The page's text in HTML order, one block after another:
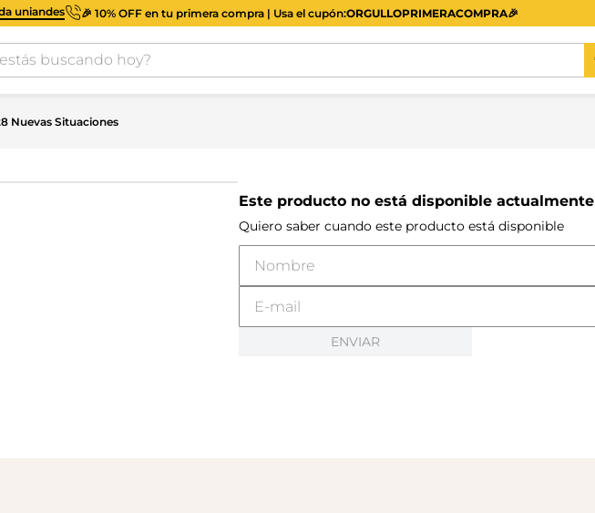
uniandes 🎉 10% OFF en tu primera compra | Usa el cupón:ORGULLOPRIMERACOMPRA🎉
buscando hoy?
Nuevas Situaciones
Este producto no está disponible actualmente
Quiero saber cuando este producto está disponible
ENVIAR